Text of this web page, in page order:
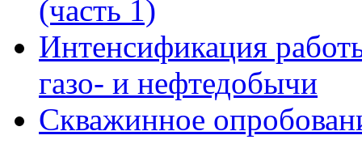
(часть 1)
Интенсификация
газо- и нефтедобычи
Скважинное